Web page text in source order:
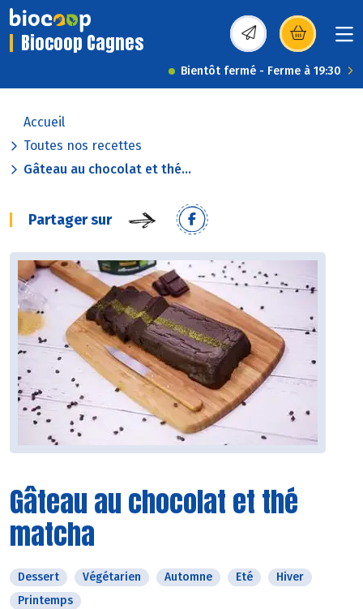
Biocoop Cagnes (s’ouvre dans une
Bientôt fermé - Ferme à 19:30
Accueil
Toutes nos recettes
Gâteau au chocolat et thé...
Partager sur
Gâteau au chocolat et thé
matcha
Dessert Végétarien Automne Eté
Hiver
Printemps